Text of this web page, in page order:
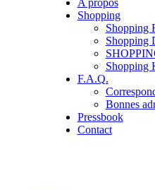
Shopping
Shopping
Shopping
Shopping
F.A.Q.
Bonnes
Pressbook
Contact